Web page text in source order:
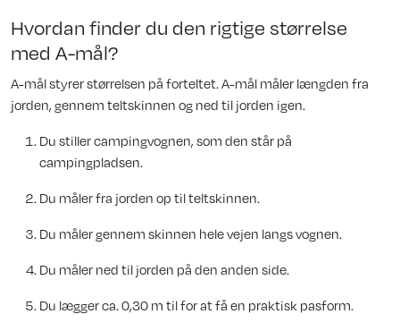
Hvordan finder du den rigtige størrelse
med A-mål?
A-mål styrer størrelsen på forteltet. A-mål måler længden fra
jorden, gennem teltskinnen og ned til jorden igen.
Du stiller campingvognen, som den står på
campingpladsen.
Du måler fra jorden op til teltskinnen.
Du måler gennem skinnen hele vejen langs vognen.
Du måler ned til jorden på den anden side.
Du lægger ca. 0,30 m til for at få en praktisk pasform.